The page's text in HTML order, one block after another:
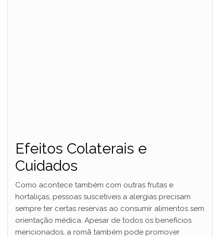
Efeitos Colaterais e
Cuidados
Como acontece também com outras frutas e
hortaliças, pessoas suscetíveis a alergias precisam
sempre ter certas reservas ao consumir alimentos sem
orientação médica. Apesar de todos os benefícios
mencionados, a romã também pode promover